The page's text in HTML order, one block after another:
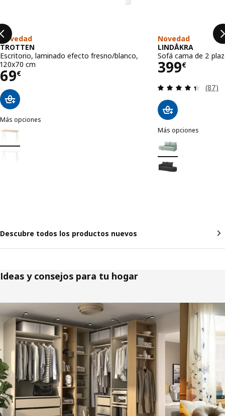
Novedad
TROTTEN
Escritorio, laminado efecto fresno/blanco,
120x70 cm
69€
Precio 69€
Más opciones
TROTTEN
Opción: TROTTEN, Escritorio, laminado efecto fresno/blanco,
Opción: TROTTEN, Escritorio, blanco, 120x70 cm
Novedad
LINDÅKRA
Sofá cama de 2
399€
Precio
(87)
Más opciones
Opción:
Opción:
Descubre todos los productos nuevos
Ideas y consejos para tu hogar
Saltar listado